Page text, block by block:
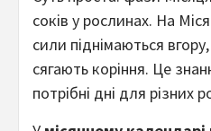
соків у рослинах. На
сили піднімаються
сягають коріння. Це
потрібні дні для різних